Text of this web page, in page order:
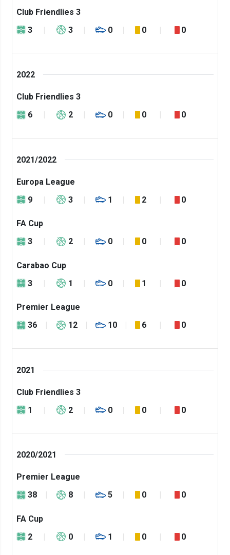
Club Friendlies 3
3
3 0 0 0
2022
Club Friendlies 3
6
2 0 0 0
2021/2022
Europa League
9
3 1 2 0
FA Cup
3
2 0 0 0
Carabao Cup
3
1 0 1 0
Premier League
36
12 10 6 0
2021
Club Friendlies 3
1
2 0 0 0
2020/2021
Premier League
38
8 5 0 0
FA Cup
2
0 1 0 0